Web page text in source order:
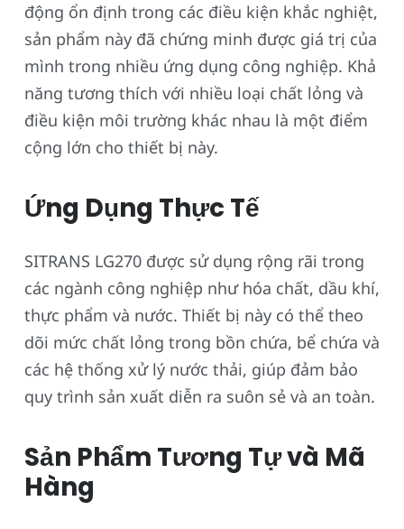
động ổn định trong các điều kiện khắc nghiệt,
sản phẩm này đã chứng minh được giá trị của
mình trong nhiều ứng dụng công nghiệp. Khả
năng tương thích với nhiều loại chất lỏng và
điều kiện môi trường khác nhau là một điểm
cộng lớn cho thiết bị này.
Ứng Dụng Thực Tế
SITRANS LG270 được sử dụng rộng rãi trong
các ngành công nghiệp như hóa chất, dầu khí,
thực phẩm và nước. Thiết bị này có thể theo
dõi mức chất lỏng trong bồn chứa, bể chứa và
các hệ thống xử lý nước thải, giúp đảm bảo
quy trình sản xuất diễn ra suôn sẻ và an toàn.
Sản Phẩm Tương Tự và Mã
Hàng